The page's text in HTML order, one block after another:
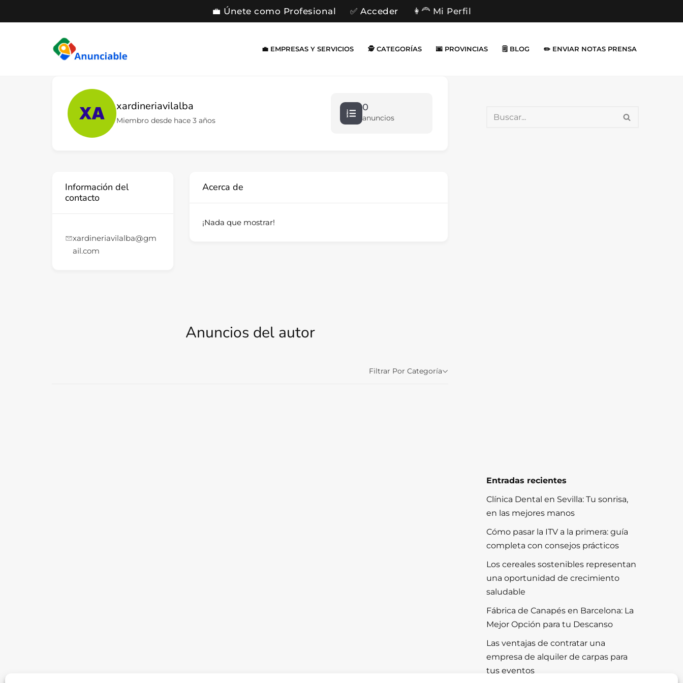
💼 Únete como Profesional ✅ Acceder 👩‍🦰 Mi Perfil
💼 EMPRESAS Y SERVICIOS 🕵️ CATEGORÍAS 🌆 PROVINCIAS 🗒️ BLOG ✏️ ENVIAR NOTAS PRENSA
xardineriavilalba
Miembro desde hace 3 años
0
anuncios
Información del
contacto
xardineriavilalba@gm
ail.com
Acerca de
¡Nada que mostrar!
Anuncios del autor
Filtrar Por Categoría
Entradas recientes
Clínica Dental en Sevilla: Tu sonrisa,
en las mejores manos
Cómo pasar la ITV a la primera: guía
completa con consejos prácticos
Los cereales sostenibles representan
una oportunidad de crecimiento
saludable
Fábrica de Canapés en Barcelona: La
Mejor Opción para tu Descanso
Las ventajas de contratar una
empresa de alquiler de carpas para
tus eventos